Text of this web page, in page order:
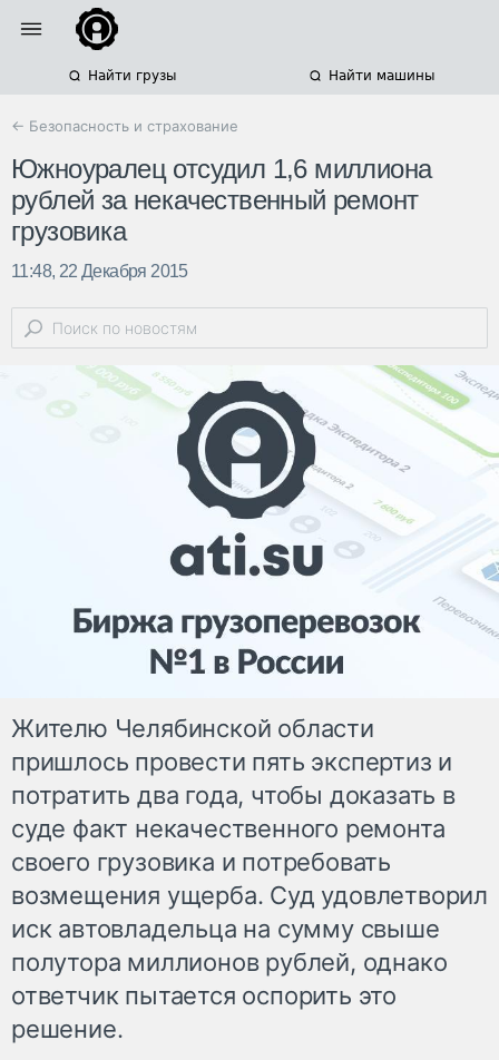
Найти грузы Найти машины
← Безопасность и страхование
Южноуралец отсудил 1,6 миллиона
рублей за некачественный ремонт
грузовика
11:48, 22 Декабря 2015
Жителю Челябинской области
пришлось провести пять экспертиз и
потратить два года, чтобы доказать в
суде факт некачественного ремонта
своего грузовика и потребовать
возмещения ущерба. Суд удовлетворил
иск автовладельца на сумму свыше
полутора миллионов рублей, однако
ответчик пытается оспорить это
решение.